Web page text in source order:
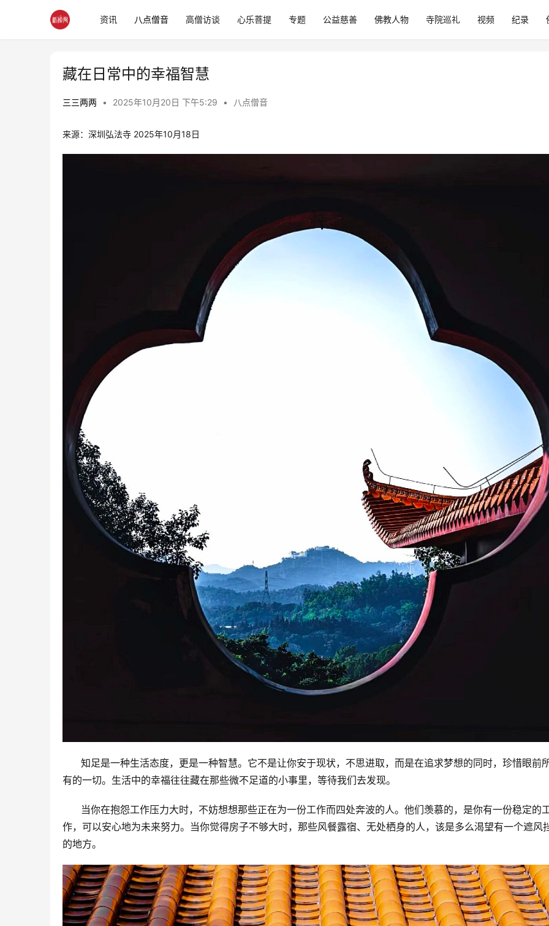
资讯 八点僧音 高僧访谈 心乐菩提 专题 公益慈善 佛教人物 寺院巡礼 视频 纪录
藏在日常中的幸福智慧
三三两两 • 2025年10月20日 下午5:29 • 八点僧音
来源：深圳弘法寺 2025年10月18日
知足是一种生活态度，更是一种智慧。它不是让你安于现状，不思进取，而是在追求梦想的同时，珍惜眼前
有的一切。生活中的幸福往往藏在那些微不足道的小事里，等待我们去发现。
当你在抱怨工作压力大时，不妨想想那些正在为一份工作而四处奔波的人。他们羡慕的，是你有一份稳定的
作，可以安心地为未来努力。当你觉得房子不够大时，那些风餐露宿、无处栖身的人，该是多么渴望有一个遮风
的地方。